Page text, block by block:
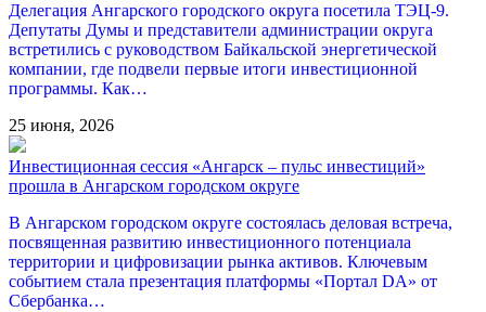
Делегация Ангарского городского округа посетила ТЭЦ-9.
Депутаты Думы и представители администрации округа
встретились с руководством Байкальской энергетической
компании, где подвели первые итоги инвестиционной
программы. Как…
25 июня, 2026
Инвестиционная сессия «Ангарск – пульс инвестиций»
прошла в Ангарском городском округе
В Ангарском городском округе состоялась деловая встреча,
посвященная развитию инвестиционного потенциала
территории и цифровизации рынка активов. Ключевым
событием стала презентация платформы «Портал DA» от
Сбербанка…